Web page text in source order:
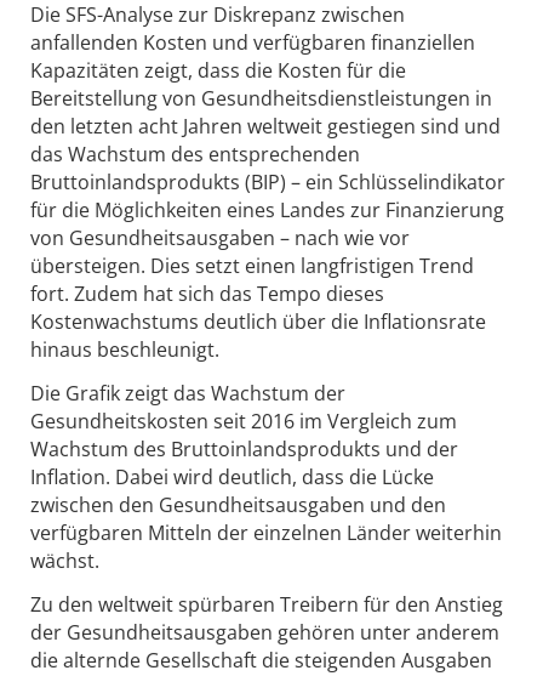
Die SFS-Analyse zur Diskrepanz zwischen
anfallenden Kosten und verfügbaren finanziellen
Kapazitäten zeigt, dass die Kosten für die
Bereitstellung von Gesundheitsdienstleistungen in
den letzten acht Jahren weltweit gestiegen sind und
das Wachstum des entsprechenden
Bruttoinlandsprodukts (BIP) – ein Schlüsselindikator
für die Möglichkeiten eines Landes zur Finanzierung
von Gesundheitsausgaben – nach wie vor
übersteigen. Dies setzt einen langfristigen Trend
fort. Zudem hat sich das Tempo dieses
Kostenwachstums deutlich über die Inflationsrate
hinaus beschleunigt.
Die Grafik zeigt das Wachstum der
Gesundheitskosten seit 2016 im Vergleich zum
Wachstum des Bruttoinlandsprodukts und der
Inflation. Dabei wird deutlich, dass die Lücke
zwischen den Gesundheitsausgaben und den
verfügbaren Mitteln der einzelnen Länder weiterhin
wächst.
Zu den weltweit spürbaren Treibern für den Anstieg
der Gesundheitsausgaben gehören unter anderem
die alternde Gesellschaft die steigenden Ausgaben